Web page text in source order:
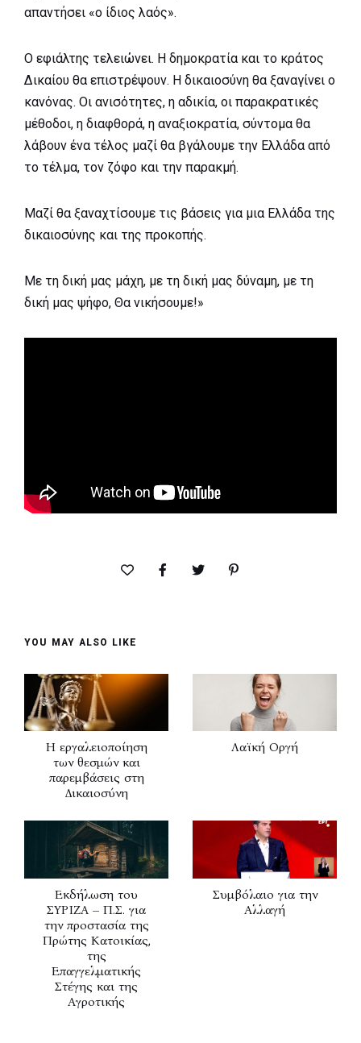
απαντήσει «ο ίδιος λαός».
Ο εφιάλτης τελειώνει. Η δημοκρατία και το κράτος
Δικαίου θα επιστρέψουν. Η δικαιοσύνη θα ξαναγίνει ο
κανόνας. Οι ανισότητες, η αδικία, οι παρακρατικές
μέθοδοι, η διαφθορά, η αναξιοκρατία, σύντομα θα
λάβουν ένα τέλος μαζί θα βγάλουμε την Ελλάδα από
το τέλμα, τον ζόφο και την παρακμή.
Μαζί θα ξαναχτίσουμε τις βάσεις για μια Ελλάδα της
δικαιοσύνης και της προκοπής.
Με τη δική μας μάχη, με τη δική μας δύναμη, με τη
δική μας ψήφο, Θα νικήσουμε!»
YOU MAY ALSO LIKE
Η εργαλειοποίηση
των θεσμών και
παρεμβάσεις στη
Δικαιοσύνη
Λαϊκή Οργή
Eκδήλωση του
ΣΥΡΙΖΑ – Π.Σ. για
την προστασία της
Πρώτης Κατοικίας,
της
Επαγγελματικής
Στέγης και της
Αγροτικής
Συμβόλαιο για την
Αλλαγή